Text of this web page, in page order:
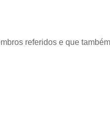
referidos e que